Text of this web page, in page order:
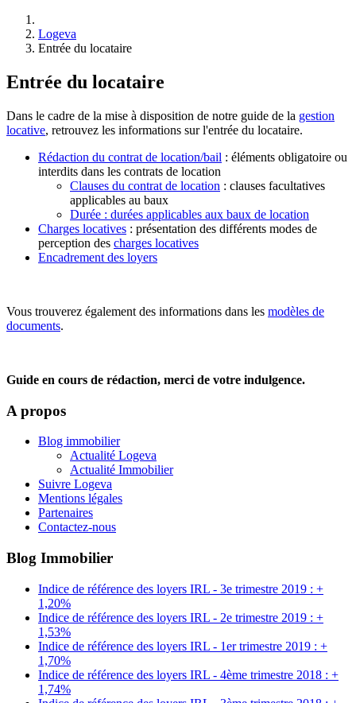
Logeva
Entrée du locataire
Entrée du locataire
Dans le cadre de la mise à disposition de notre guide de la gestion
locative, retrouvez les informations sur l'entrée du locataire.
Rédaction du contrat de location/bail : éléments obligatoire ou
interdits dans les contrats de location
Clauses du contrat de location : clauses facultatives
applicables au baux
Durée : durées applicables aux baux de location
Charges locatives : présentation des différents modes de
perception des charges locatives
Encadrement des loyers
Vous trouverez également des informations dans les modèles de
documents.
Guide en cours de rédaction, merci de votre indulgence.
A propos
Blog immobilier
Actualité Logeva
Actualité Immobilier
Suivre Logeva
Mentions légales
Partenaires
Contactez-nous
Blog Immobilier
Indice de référence des loyers IRL - 3e trimestre 2019 : +
1,20%
Indice de référence des loyers IRL - 2e trimestre 2019 : +
1,53%
Indice de référence des loyers IRL - 1er trimestre 2019 : +
1,70%
Indice de référence des loyers IRL - 4ème trimestre 2018 : +
1,74%